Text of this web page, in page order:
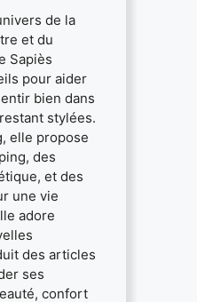
de la
et du
Sapiès
pour aider
bien dans
stylées.
elle propose
des
et des
une vie
adore
des articles
ses
confort